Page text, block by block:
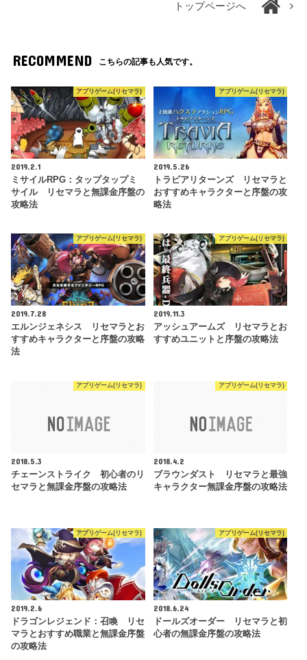
トップページへ
RECOMMEND こちらの記事も人気です。
アプリゲーム(リセマラ)
2019.2.1
ミサイルRPG：タップタップミ
サイル リセマラと無課金序盤の
攻略法
アプリゲーム(リセマラ)
2019.5.26
トラビアリターンズ リセマラと
おすすめキャラクターと序盤の攻
略法
アプリゲーム(リセマラ)
2019.7.28
エルンジェネシス リセマラとお
すすめキャラクターと序盤の攻略
法
アプリゲーム(リセマラ)
2019.11.3
アッシュアームズ リセマラとお
すすめユニットと序盤の攻略法
アプリゲーム(リセマラ)
2018.5.3
チェーンストライク 初心者のリ
セマラと無課金序盤の攻略法
アプリゲーム(リセマラ)
2018.4.2
ブラウンダスト リセマラと最強
キャラクター無課金序盤の攻略法
アプリゲーム(リセマラ)
2019.2.6
ドラゴンレジェンド：召喚 リセ
マラとおすすめ職業と無課金序盤
の攻略法
アプリゲーム(リセマラ)
2018.6.24
ドールズオーダー リセマラと初
心者の無課金序盤の攻略法